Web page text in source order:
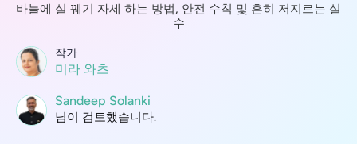
바늘에 실 꿰기 자세 하는 방법, 안전 수칙 및 흔히 저지르는 실
수
작가
미라 와츠
Sandeep Solanki
님이 검토했습니다.